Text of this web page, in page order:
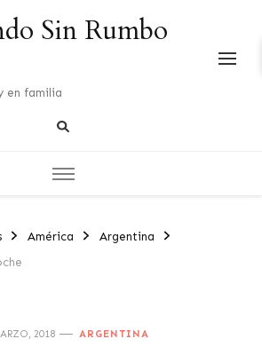
Sin Rumbo
en familia
América
Argentina
2018 ARGENTINA